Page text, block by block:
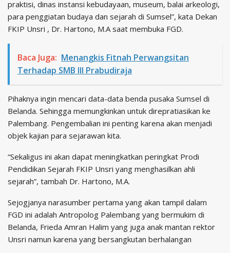
praktisi, dinas instansi kebudayaan, museum, balai arkeologi,
para penggiatan budaya dan sejarah di Sumsel”, kata Dekan
FKIP Unsri , Dr. Hartono, M.A saat membuka FGD.
Baca Juga: Menangkis Fitnah Perwangsitan
Terhadap SMB III Prabudiraja
Pihaknya ingin mencari data-data benda pusaka Sumsel di
Belanda. Sehingga memungkinkan untuk direpratiasikan ke
Palembang. Pengembalian ini penting karena akan menjadi
objek kajian para sejarawan kita.
“Sekaligus ini akan dapat meningkatkan peringkat Prodi
Pendidikan Sejarah FKIP Unsri yang menghasilkan ahli
sejarah”, tambah Dr. Hartono, M.A.
Sejogjanya narasumber pertama yang akan tampil dalam
FGD ini adalah Antropolog Palembang yang bermukim di
Belanda, Frieda Amran Halim yang juga anak mantan rektor
Unsri namun karena yang bersangkutan berhalangan